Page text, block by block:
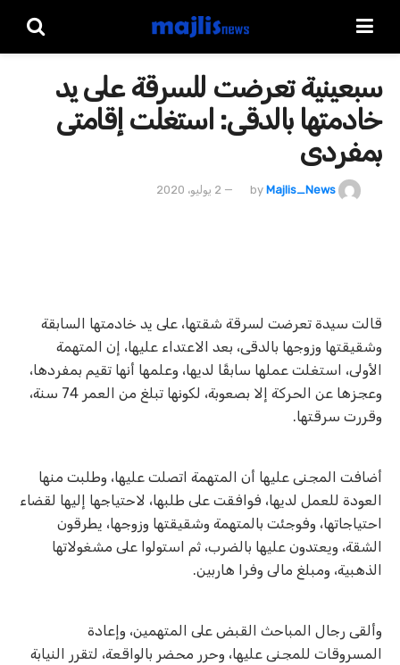
سبعينية تعرضت للسرقة على يد
خادمتها بالدقى: استغلت إقامتى
بمفردى
by Majlis_News 2 يوليو، 2020
قالت سيدة تعرضت لسرقة شقتها، على يد خادمتها السابقة
وشقيقتها وزوجها بالدقى، بعد الاعتداء عليها، إن المتهمة
الأولى، استغلت عملها سابقًا لديها، وعلمها أنها تقيم بمفردها،
وعجزها عن الحركة إلا بصعوبة، لكونها تبلغ من العمر 74 سنة،
وقررت سرقتها.
أضافت المجنى عليها أن المتهمة اتصلت عليها، وطلبت منها
العودة للعمل لديها، فوافقت على طلبها، لاحتياجها إليها لقضاء
احتياجاتها، وفوجئت بالمتهمة وشقيقتها وزوجها، يطرقون
الشقة، ويعتدون عليها بالضرب، ثم استولوا على مشغولاتها
الذهبية، ومبلغ مالى وفرا هاربين.
وألقى رجال المباحث القبض على المتهمين، وإعادة
المسروقات للمجنى عليها، وحرر محضر بالواقعة، لتقرر النيابة